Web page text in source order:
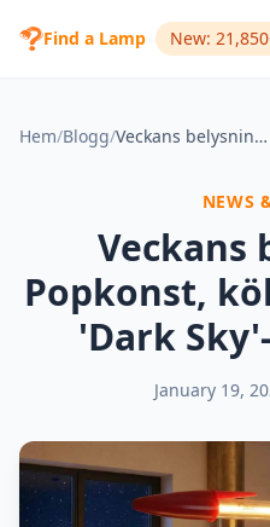
Find a Lamp New:
Hem/Blogg/ Veckans belysning: Popkonst, kökstrender och 'Dark Sky'-vetenskap
NEWS
Veckans
Popkonst,
'Dark
January 19,